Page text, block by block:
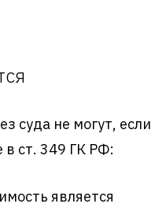
суда не могут, если
в ст. 349 ГК РФ:
является